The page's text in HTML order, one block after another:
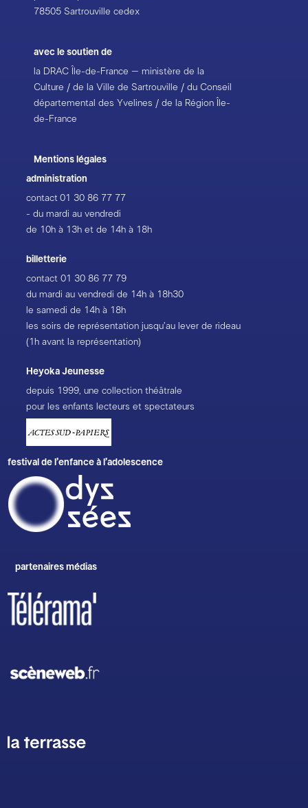
78505 Sartrouville cedex
avec le soutien de
la DRAC Île-de-France – ministère de la
Culture / de la Ville de Sartrouville / du Conseil
départemental des Yvelines / de la Région Île-
de-France
Mentions légales
administration
contact01 30 86 77 77
- du mardi au vendredi
de 10h à 13h et de 14h à 18h
billetterie
contact01 30 86 77 79
du mardi au vendredi de 14h à 18h30
le samedi de 14h à 18h
les soirs de représentation jusqu’au lever de rideau
(1h avant la représentation)
Heyoka Jeunesse
depuis 1999, une collection théâtrale
pour les enfants lecteurs et spectateurs
festival de l’enfance à l’adolescence
partenaires médias